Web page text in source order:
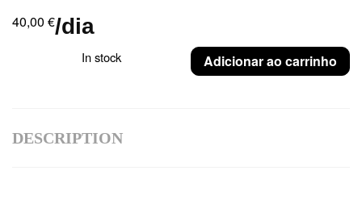
40,00 €/dia
In stock Adicionar ao carrinho
DESCRIPTION